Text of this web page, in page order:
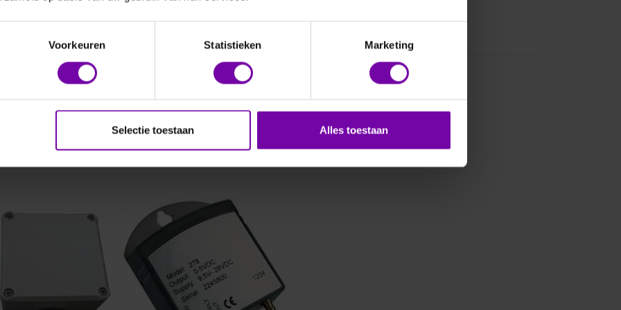
Voorkeuren Statistieken Marketing
Selectie toestaan Alles toestaan
3.1158.00.075
Baro transmitter,800-1060 hPa